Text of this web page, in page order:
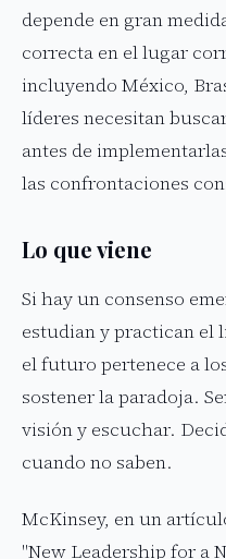
depende en gran
correcta en el lugar
incluyendo México,
líderes necesitan
antes de
las confrontaciones
Lo que viene
Si hay un consenso
estudian y practican el
el futuro pertenece a
sostener la paradoja.
visión y escuchar.
cuando no saben.
McKinsey, en un
"New Leadership for a